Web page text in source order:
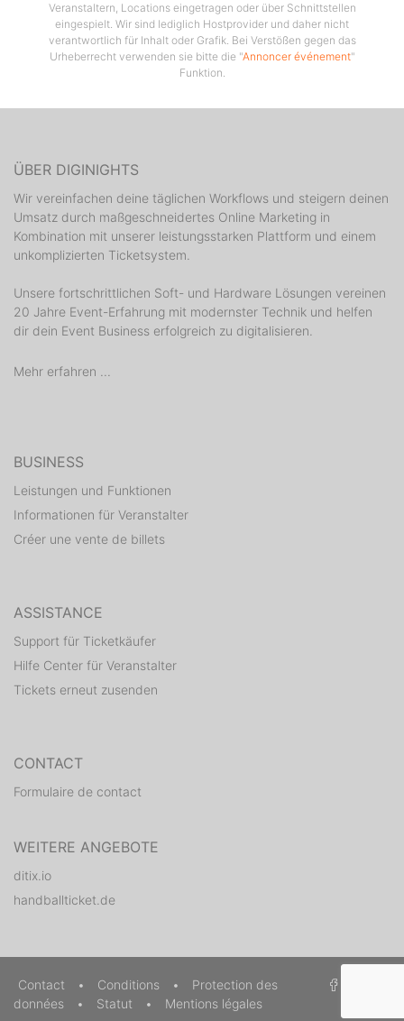
Indie & Rock)
Halloween Dekoration, Dress Trashy/ Spooky
Make Up Artist für den finalen Touch
Start 22 Uhr
18+
#musicnotgenres
::::::::::::::::::::::::::::::::::::::::::::::::::::::::::::::::::
Wir sind zurück in der Birgit mit unserer legendären
unsere Grusel Party zur besten Halloween Party Berlins
Veranstaltern, Locations eingetragen oder über Schnittstellen
eingespielt. Wir sind lediglich Hostprovider und daher nicht
verantwortlich für Inhalt oder Grafik. Bei Verstößen gegen das
Urheberrecht verwenden sie bitte die "Annoncer événement"
Funktion.
ÜBER DIGINIGHTS
Wir vereinfachen deine täglichen Workflows und steigern deinen
Umsatz durch maßgeschneidertes Online Marketing in
Kombination mit unserer leistungsstarken Plattform und einem
unkomplizierten Ticketsystem.
Unsere fortschrittlichen Soft- und Hardware Lösungen vereinen
20 Jahre Event-Erfahrung mit modernster Technik und helfen
dir dein Event Business erfolgreich zu digitalisieren.
Mehr erfahren ...
BUSINESS
Leistungen und Funktionen
Informationen für Veranstalter
Créer une vente de billets
ASSISTANCE
Support für Ticketkäufer
Hilfe Center für Veranstalter
Tickets erneut zusenden
CONTACT
Formulaire de contact
WEITERE ANGEBOTE
ditix.io
handballticket.de
Contact • Conditions •
Protection des
données
• Statut • Mentions légales